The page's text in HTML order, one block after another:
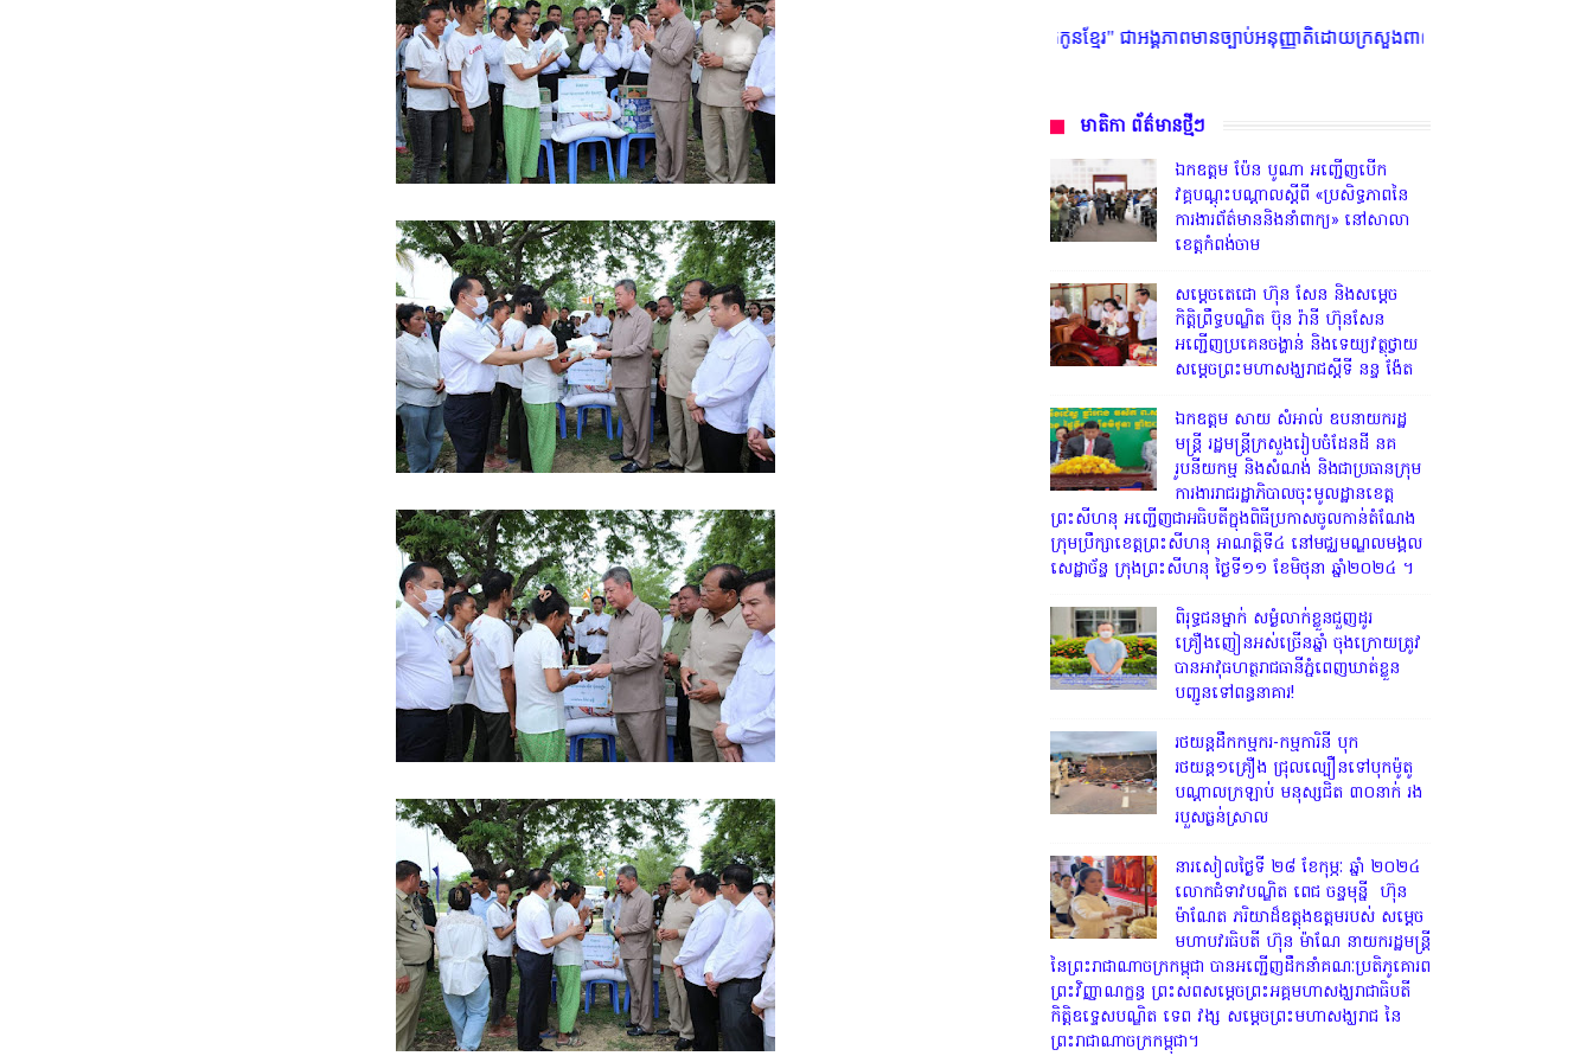
* អង្គភាពសារព័ត៌មាន"ជីវិតកូនខ្មែរ" ជាអង្គភាពមានច្បាប់អនុញ្ញាតិដោយក្រសួងពាណិជ្ជកម្ម ក្រសួងការងារ ក្រសួងព័ត៌មាន * ក្រមសិល
មាតិកា ព័ត៌មានថ្មីៗ
ឯកឧត្តម ប៉ែន បូណា អញ្ជើញបើក
វគ្គបណ្តុះបណ្តាលស្តីពី «ប្រសិទ្ធភាពនៃ
ការងារព័ត៌មាននិងនាំពាក្យ» នៅសាលា
ខេត្តកំពង់ចាម
សម្តេចតេជោ ហ៊ុន សែន និងសម្ដេច
កិត្តិព្រឹទ្ធបណ្ឌិត ប៊ុន រ៉ានី ហ៊ុនសែន
អញ្ជើញប្រគេនចង្ហាន់ និងទេយ្យវត្ថុថ្វាយ
សម្តេចព្រះមហាសង្ឃរាជស្តីទី នន្ទ ង៉ែត
ឯកឧត្តម សាយ សំអាល់ ឧបនាយករដ្ឋ
មន្ត្រី រដ្ឋមន្ត្រីក្រសួងរៀបចំដែនដី នគ
រូបនីយកម្ម និងសំណង់ និងជាប្រធានក្រុម
ការងាររាជរដ្ឋាភិបាលចុះមូលដ្ឋានខេត្ត
ព្រះសីហនុ អញ្ជើញជាអធិបតីក្នុងពិធីប្រកាសចូលកាន់តំណែង
ក្រុមប្រឹក្សាខេត្តព្រះសីហនុ អាណត្តិទី៤ នៅមជ្ឈមណ្ឌលមង្គល
សេដ្ឋាច័ន្ទ ក្រុងព្រះសីហនុ ថ្ងៃទី១១ ខែមិថុនា ឆ្នាំ២០២៤ ។
ពិរុទ្ធ​ជនម្នាក់ សម្ងំលាក់ខ្លួនជួញដូរ
គ្រឿងញៀនអស់ច្រើនឆ្នាំ ចុងក្រោយត្រូវ
បានអាវុធហត្ថរាជធានីភ្នំពេញឃាត់ខ្លួន
បញ្ជូនទៅពន្ធនាគារ!
រថយន្តដឹកកម្មករ-កម្មការិនី បុក
រថយន្ត១គ្រឿង ជ្រុលល្បឿនទៅបុកម៉ូតូ
បណ្តាលក្រឡាប់ មនុស្សជិត ៣០នាក់ រង
របួសធ្ងន់ស្រាល
នារសៀលថ្ងៃទី ២៨ ខែកុម្ភៈ ឆ្នាំ ២០២៤
លោកជំទាវបណ្ឌិត ពេជ ចន្ទមុន្នី ហ៊ុន
ម៉ាណែត ភរិយាដ៏ឧត្តុងឧត្តមរបស់ សម្តេច
មហាបវរធិបតី ហ៊ុន ម៉ាណែ នាយករដ្ឋមន្រ្តី
នៃព្រះរាជាណាចក្រកម្ពុជា បានអញ្ជើញដឹកនាំគណៈប្រតិភូគោរព
ព្រះវិញ្ញាណក្ខន្ធ ព្រះសពសម្តេចព្រះអគ្គមហាសង្ឃរាជាធិបតី
កិត្តិឧទ្ទេសបណ្ឌិត ទេព វង្ស សម្តេចព្រះមហាសង្ឃរាជ នៃ
ព្រះរាជាណាចក្រកម្ពុជា។